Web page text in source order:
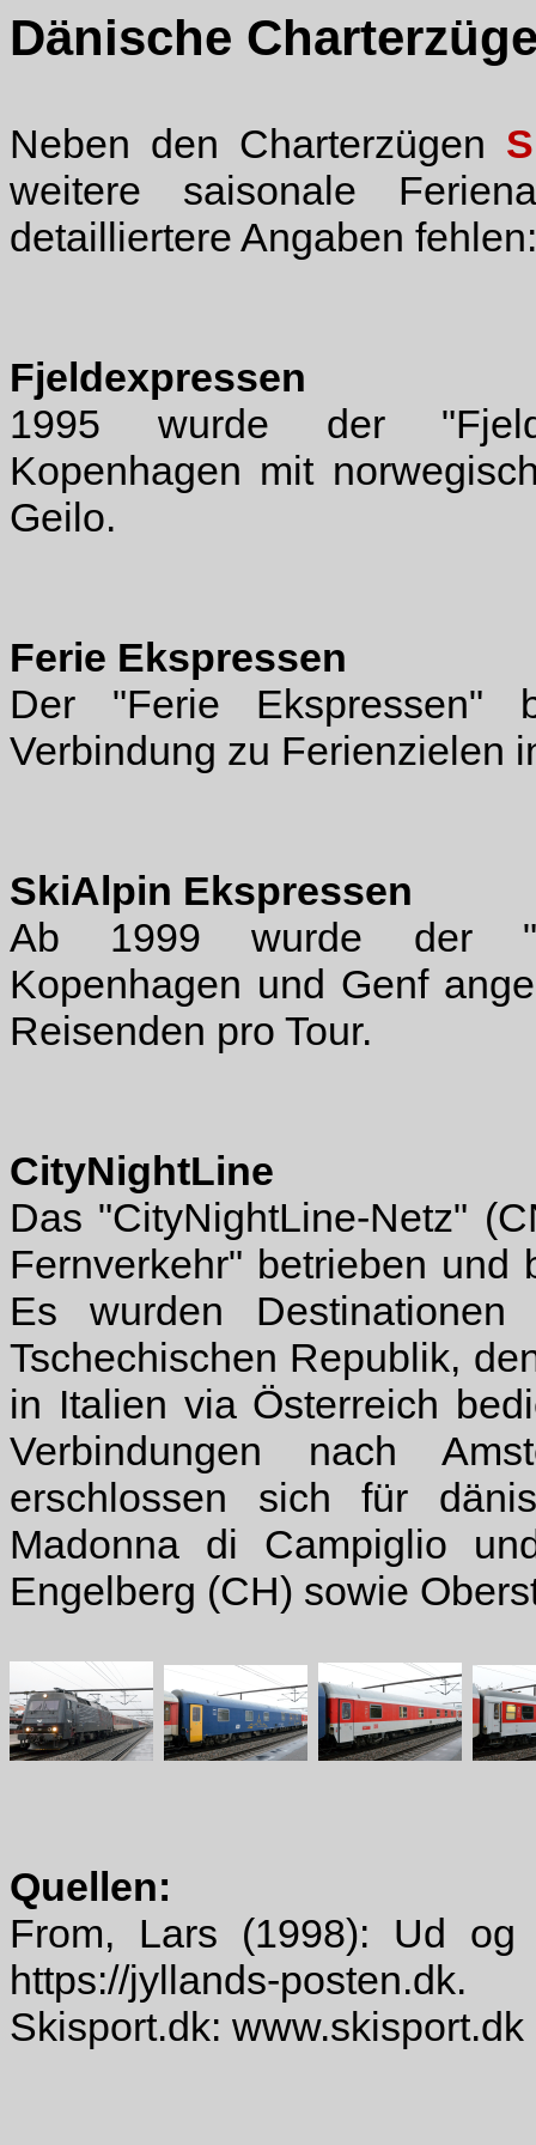
Dänische
Neben den Charterzügen
weitere saisonale
detailliertere Angaben fehlen:
Fjeldexpressen
1995 wurde der
Kopenhagen mit
Geilo.
Ferie Ekspressen
Der "Ferie Ekspressen"
Verbindung zu Ferienzielen
SkiAlpin Ekspressen
Ab 1999 wurde der
Kopenhagen und Genf
Reisenden pro Tour.
CityNightLine
Das "CityNightLine-Netz"
Fernverkehr" betrieben und
Es wurden
Tschechischen Republik,
in Italien via Österreich
Verbindungen nach
erschlossen sich für
Madonna di Campiglio
Engelberg (CH) sowie
Quellen:
From, Lars (1998): Ud
https://jyllands-posten.dk.
Skisport.dk: www.skisport.dk